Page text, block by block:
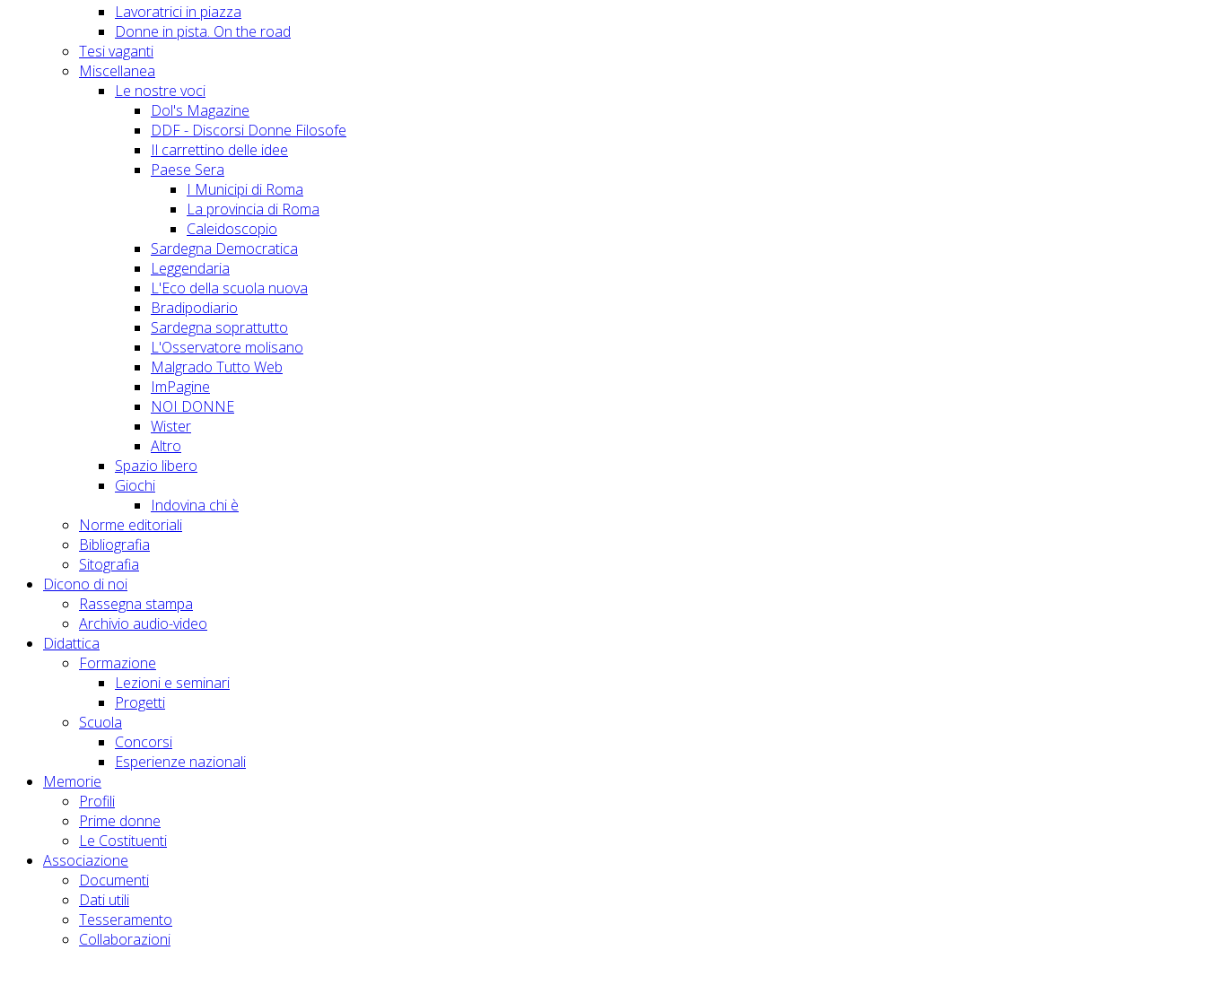
Lavoratrici in piazza
Donne in pista. On the road
Tesi vaganti
Miscellanea
Le nostre voci
Dol's Magazine
DDF - Discorsi Donne Filosofe
Il carrettino delle idee
Paese Sera
I Municipi di Roma
La provincia di Roma
Caleidoscopio
Sardegna Democratica
Leggendaria
L'Eco della scuola nuova
Bradipodiario
Sardegna soprattutto
L'Osservatore molisano
Malgrado Tutto Web
ImPagine
NOI DONNE
Wister
Altro
Spazio libero
Giochi
Indovina chi è
Norme editoriali
Bibliografia
Sitografia
Dicono di noi
Rassegna stampa
Archivio audio-video
Didattica
Formazione
Lezioni e seminari
Progetti
Scuola
Concorsi
Esperienze nazionali
Memorie
Profili
Prime donne
Le Costituenti
Associazione
Documenti
Dati utili
Tesseramento
Collaborazioni